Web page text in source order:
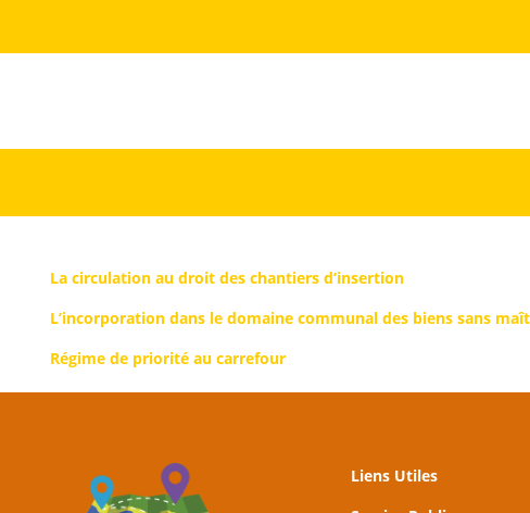
La circulation au droit des chantiers d’insertion
L’incorporation dans le domaine communal des biens sans
Régime de priorité au carrefour
Liens Utiles